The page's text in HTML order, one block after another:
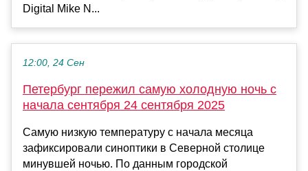
Digital Mike N...
12:00, 24 Сен
Петербург пережил самую холодную ночь с
начала сентября 24 сентября 2025
Самую низкую температуру с начала месяца
зафиксировали синоптики в Северной столице
минувшей ночью. По данным городской